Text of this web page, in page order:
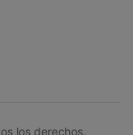
los derechos.